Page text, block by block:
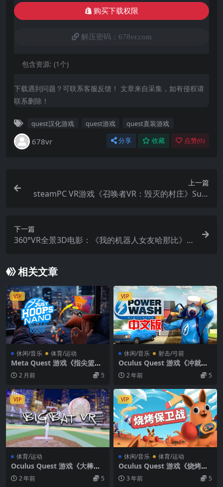
购买下载权限
解压密码：678vr.com
包含资源: (1个)
下载遇到问题？可联系客服反馈！ 文章来自采集，如有侵权请
联系删除！
quest汉化游戏 quest游戏 quest直装游戏
678vr 分享 收藏 点赞(0)
上一篇
steamPC VR游戏《召唤者VR：毁灭的村庄》Sum
下一篇
360°VR全景3D电影：《我的机器人女友哈那比》4
相关文章
VIP
休闲/音乐 体育/运动
Meta Quest 游戏《指尖篮球
VR》Just Hoops Nano VR
2 月前 5
VIP
休闲/音乐 射击/弓箭
Oculus Quest 游戏《冲就完
事模拟器VR》PowerWash Si
mulator VR
2 年前 5
VIP
体育/运动
Oculus Quest 游戏《大棒球
VR》Big Bat VR
2 年前 5
VIP
休闲/音乐 体育/运动
Oculus Quest 游戏《烧烤保
卫战VR》Beers and Boomer
angs VR
3 年前 5